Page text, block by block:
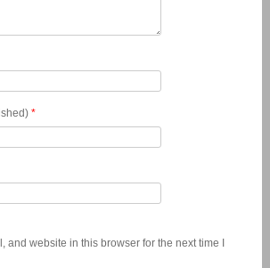
*
and website in this browser for the next time I